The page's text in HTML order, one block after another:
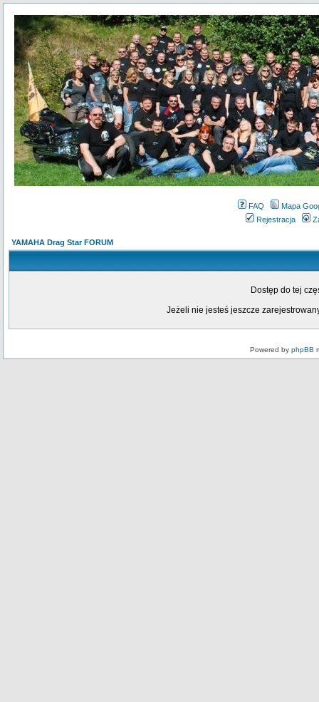
FAQ
Mapa
Rejestracja
YAMAHA Drag Star FORUM
Dostęp do tej
Jeżeli nie jesteś jeszcze
Powered by phpBB